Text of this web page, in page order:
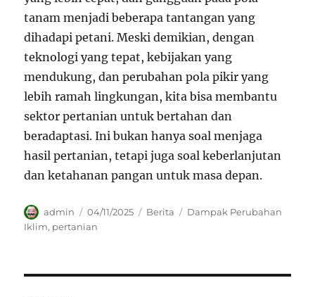
tanam menjadi beberapa tantangan yang
dihadapi petani. Meski demikian, dengan
teknologi yang tepat, kebijakan yang
mendukung, dan perubahan pola pikir yang
lebih ramah lingkungan, kita bisa membantu
sektor pertanian untuk bertahan dan
beradaptasi. Ini bukan hanya soal menjaga
hasil pertanian, tetapi juga soal keberlanjutan
dan ketahanan pangan untuk masa depan.
Author
admin
Posted
on
04/11/2025 Categories
Berita Tags
Dampak Perubahan
Iklim, pertanian